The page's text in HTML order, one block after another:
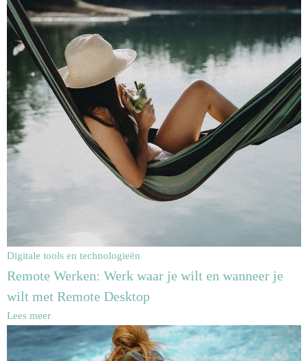
Digitale tools en technologieën
Remote Werken: Werk waar je wilt en wanneer je
wilt met Remote Desktop
Lees meer